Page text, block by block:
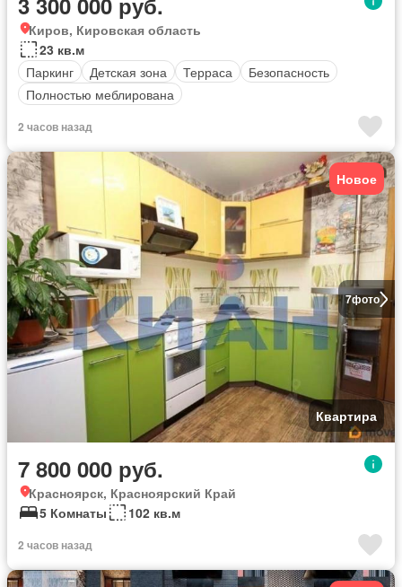
Киров, Кировская область
23 кв.м
Паркинг
Детская зона Терраса
Безопасность
Полностью меблирована
2 часов назад
7фото
Новое
Квартира
7 800 000 руб.
Красноярск, Красноярский Край
5 Комнаты
102 кв.м
2 часов назад